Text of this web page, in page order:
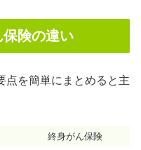
険の違い
点を簡単にまとめると主
終身がん保険